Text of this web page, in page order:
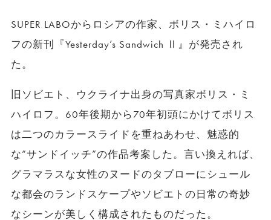
SUPER LABOからロシアの作家、ボリス・ミハイロ
フの新刊『Yesterday’s Sandwich Ⅱ』が発売され
た。
旧ソビエト、ウクライナ出身の写真家ボリス・ミ
ハイロフ。60年後期から70年初頭にかけてボリス
は二つのカラースライドを重ねあわせ、魅惑的
な”サンドイッチ”の作品考案した。言い換えれば、
グラマラスな女性のヌードのタブローにシュール
な都会のランドスケープやソビエトの日常の奇妙
なシーンが美しく構成されたものだった。